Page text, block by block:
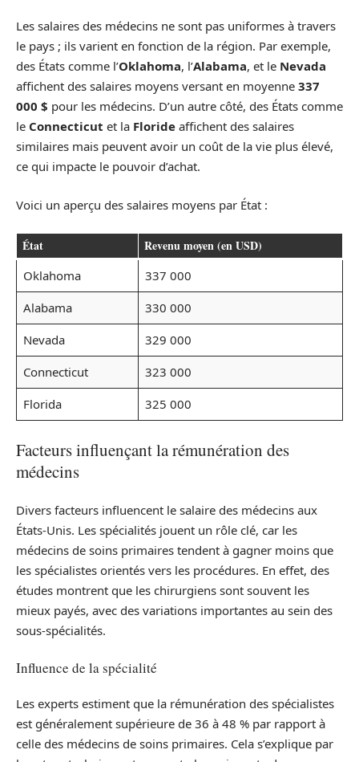
Les salaires des médecins ne sont pas uniformes à travers
le pays ; ils varient en fonction de la région. Par exemple,
des États comme l’Oklahoma, l’Alabama, et le Nevada
affichent des salaires moyens versant en moyenne 337
000 $ pour les médecins. D’un autre côté, des États comme
le Connecticut et la Floride affichent des salaires
similaires mais peuvent avoir un coût de la vie plus élevé,
ce qui impacte le pouvoir d’achat.
Voici un aperçu des salaires moyens par État :
État Revenu moyen (en USD)
Oklahoma
337 000
Alabama
330 000
Nevada
329 000
Connecticut
323 000
Florida
325 000
Facteurs influençant la rémunération des
médecins
Divers facteurs influencent le salaire des médecins aux
États-Unis. Les spécialités jouent un rôle clé, car les
médecins de soins primaires tendent à gagner moins que
les spécialistes orientés vers les procédures. En effet, des
études montrent que les chirurgiens sont souvent les
mieux payés, avec des variations importantes au sein des
sous-spécialités.
Influence de la spécialité
Les experts estiment que la rémunération des spécialistes
est généralement supérieure de 36 à 48 % par rapport à
celle des médecins de soins primaires. Cela s’explique par